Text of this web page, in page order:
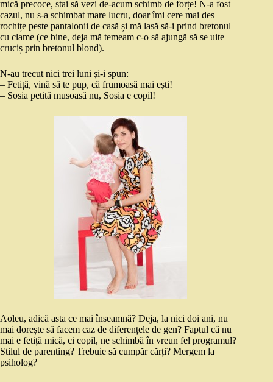
mică precoce, stai să vezi de-acum schimb de forțe! N-a fost
cazul, nu s-a schimbat mare lucru, doar îmi cere mai des
rochițe peste pantalonii de casă și mă lasă să-i prind bretonul
cu clame (ce bine, deja mă temeam c-o să ajungă să se uite
cruciș prin bretonul blond).
N-au trecut nici trei luni și-i spun:
– Fetiță, vină să te pup, că frumoasă mai ești!
– Sosia petită musoasă nu, Sosia e copil!
Aoleu, adică asta ce mai înseamnă? Deja, la nici doi ani, nu
mai dorește să facem caz de diferențele de gen? Faptul că nu
mai e fetiță mică, ci copil, ne schimbă în vreun fel programul?
Stilul de parenting? Trebuie să cumpăr cărți? Mergem la
psiholog?